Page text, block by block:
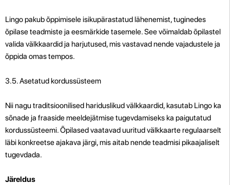
Lingo pakub õppimisele isikupärastatud lähenemist, tuginedes
õpilase teadmiste ja eesmärkide tasemele. See võimaldab õpilastel
valida välkkaardid ja harjutused, mis vastavad nende vajadustele ja
õppida omas tempos.
3.5. Asetatud kordussüsteem
Nii nagu traditsioonilised hariduslikud välkkaardid, kasutab Lingo ka
sõnade ja fraaside meeldejätmise tugevdamiseks ka paigutatud
kordussüsteemi. Õpilased vaatavad uuritud välkkaarte regulaarselt
läbi konkreetse ajakava järgi, mis aitab nende teadmisi pikaajaliselt
tugevdada.
Järeldus